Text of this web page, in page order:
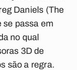
Daniels (The
se passa em
no qual
3D de
são a regra.